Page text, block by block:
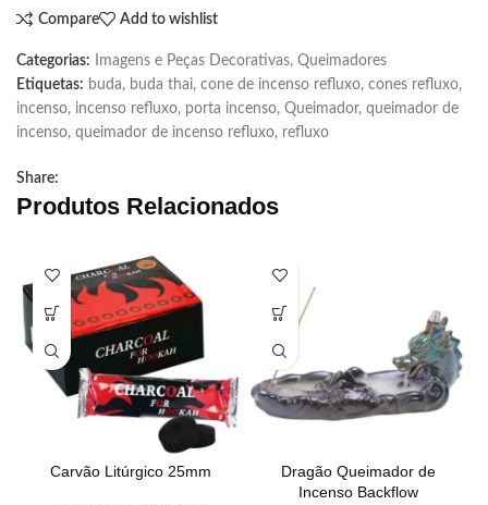
Compare Add to wishlist
Categorias: Imagens e Peças Decorativas, Queimadores
Etiquetas: buda, buda thai, cone de incenso refluxo, cones refluxo,
incenso, incenso refluxo, porta incenso, Queimador, queimador de
incenso, queimador de incenso refluxo, refluxo
Share:
Produtos Relacionados
Carvão Litúrgico 25mm
Dragão Queimador de
Incenso Backflow